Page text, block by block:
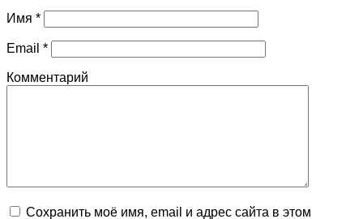
Имя *
Email *
Комментарий
Сохранить моё имя, email и адрес сайта в этом